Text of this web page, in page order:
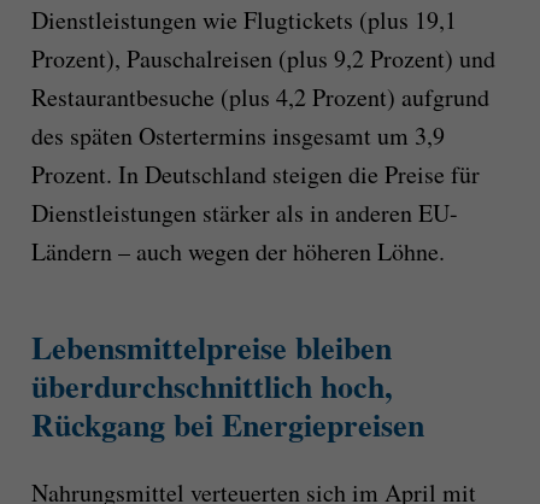
Dienstleistungen wie Flugtickets (plus 19,1
Prozent), Pauschalreisen (plus 9,2 Prozent) und
Restaurantbesuche (plus 4,2 Prozent) aufgrund
des späten Ostertermins insgesamt um 3,9
Prozent. In Deutschland steigen die Preise für
Dienstleistungen stärker als in anderen EU-
Ländern – auch wegen der höheren Löhne.
Lebensmittelpreise bleiben
überdurchschnittlich hoch,
Rückgang bei Energiepreisen
Nahrungsmittel verteuerten sich im April mit